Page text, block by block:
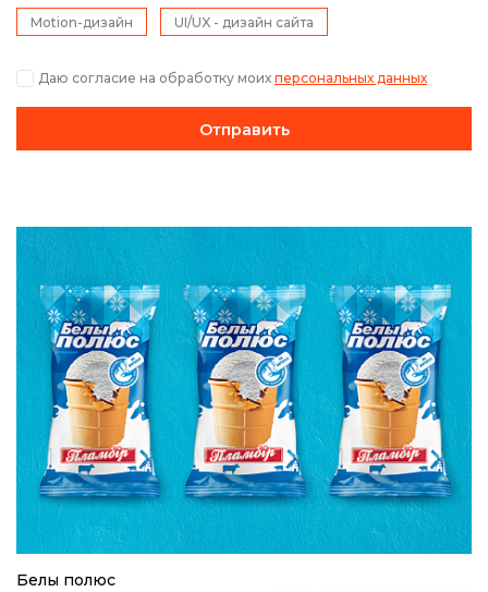
Motion-дизайн UI/UX - дизайн сайта
Даю согласие на обработку моих персональных данных
Белы полюс